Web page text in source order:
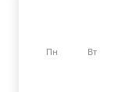
Пн Вт